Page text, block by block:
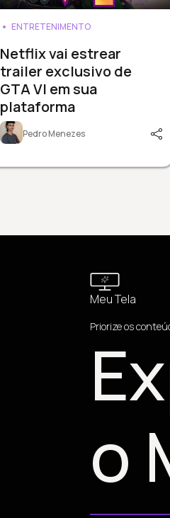
ENTRETENIMENTO
Netflix vai estrear
trailer exclusivo de
GTA VI em sua
plataforma
Pedro Menezes
Meu Tela
Priorize os
o